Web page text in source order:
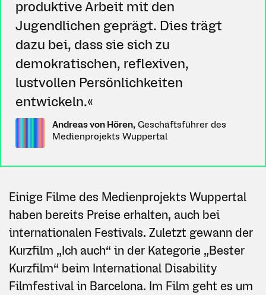
produktive Arbeit mit den
Jugendlichen geprägt. Dies trägt
dazu bei, dass sie sich zu
demokratischen, reflexiven,
lustvollen Persönlichkeiten
entwickeln.«
Andreas von Hören, Geschäftsführer des
Medienprojekts Wuppertal
Einige Filme des Medienprojekts Wuppertal
haben bereits Preise erhalten, auch bei
internationalen Festivals. Zuletzt gewann der
Kurzfilm „Ich auch“ in der Kategorie „Bester
Kurzfilm“ beim International Disability
Filmfestival in Barcelona. Im Film geht es um